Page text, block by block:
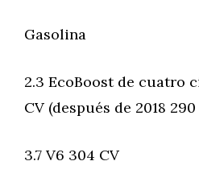
Gasolina
2.3 EcoBoost de cuatro
CV (después de 2018
3.7 V6 304 CV